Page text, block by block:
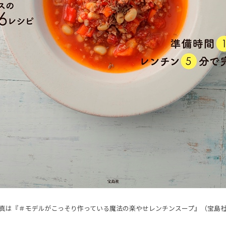
は『＃モデルがこっそり作っている魔法の楽やせレンチンスープ』（宝島